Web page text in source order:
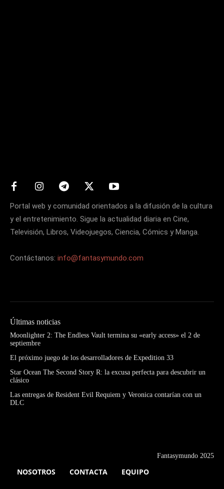
Portal web y comunidad orientados a la difusión de la cultura
y el entretenimiento. Sigue la actualidad diaria en Cine,
Televisión, Libros, Videojuegos, Ciencia, Cómics y Manga.
Contáctanos: info@fantasymundo.com
Últimas noticias
Moonlighter 2: The Endless Vault termina su «early access» el 2 de
septiembre
El próximo juego de los desarrolladores de Expedition 33
Star Ocean The Second Story R: la excusa perfecta para descubrir un
clásico
Las entregas de Resident Evil Requiem y Veronica contarían con un
DLC
Fantasymundo 2025
NOSOTROS CONTACTA EQUIPO